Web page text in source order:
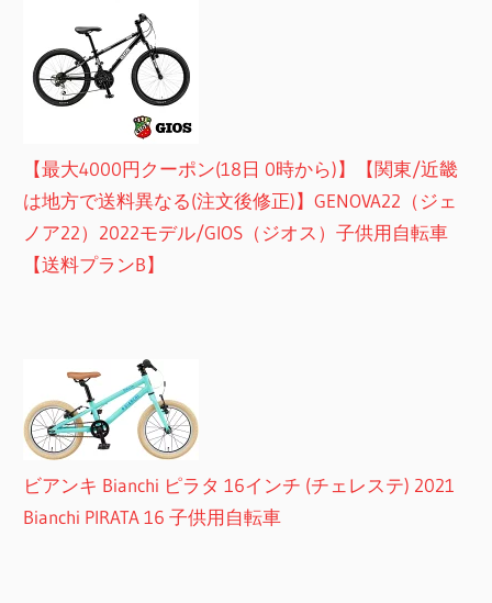
【最大4000円クーポン(18日 0時から)】【関東/近畿
は地方で送料異なる(注文後修正)】GENOVA22（ジェ
ノア22）2022モデル/GIOS（ジオス）子供用自転車
【送料プランB】
ビアンキ Bianchi ピラタ 16インチ (チェレステ) 2021
Bianchi PIRATA 16 子供用自転車